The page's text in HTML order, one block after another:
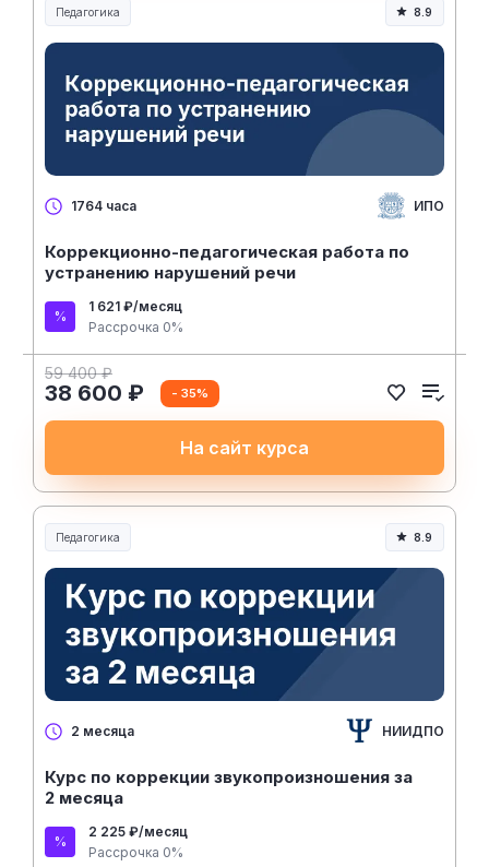
Педагогика
Образование и педагогика
8.9
1764 часа ИПО
Коррекционно-педагогическая работа по
устранению нарушений речи
1 621 ₽/месяц
Рассрочка 0%
59 400 ₽
38 600 ₽ - 35%
На сайт курса
Педагогика
Образование и педагогика
8.9
2 месяца НИИДПО
Курс по коррекции звукопроизношения за
2 месяца
2 225 ₽/месяц
Рассрочка 0%